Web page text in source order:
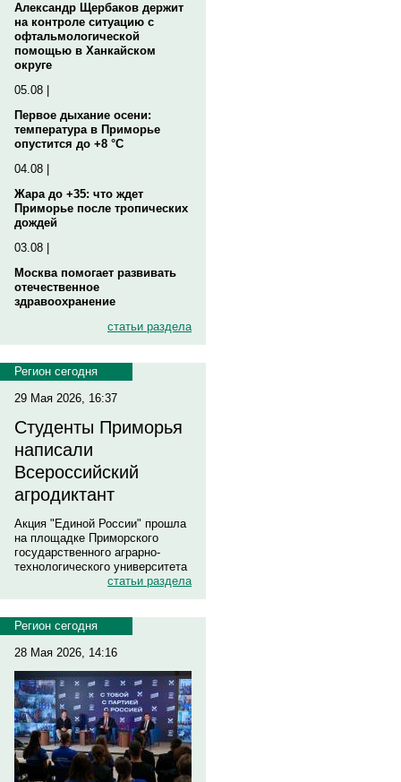
Александр Щербаков держит
на контроле ситуацию с
офтальмологической
помощью в Ханкайском
округе
05.08 |
Первое дыхание осени:
температура в Приморье
опустится до +8 °C
04.08 |
Жара до +35: что ждет
Приморье после тропических
дождей
03.08 |
Москва помогает развивать
отечественное
здравоохранение
статьи раздела
Регион сегодня
29 Мая 2026, 16:37
Студенты Приморья
написали
Всероссийский
агродиктант
Акция "Единой России" прошла
на площадке Приморского
государственного аграрно-
технологического университета
статьи раздела
Регион сегодня
28 Мая 2026, 14:16